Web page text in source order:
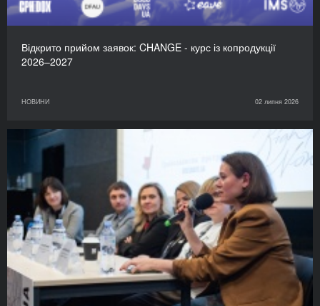
Відкрито прийом заявок: CHANGE - курс із копродукції
2026–2027
НОВИНИ 02 липня 2026